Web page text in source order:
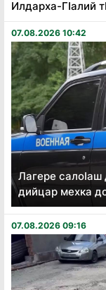
Илдарха-Гӏалий
07.08.2026 10:42
Лагере
дийцар мехка
07.08.2026 09:16